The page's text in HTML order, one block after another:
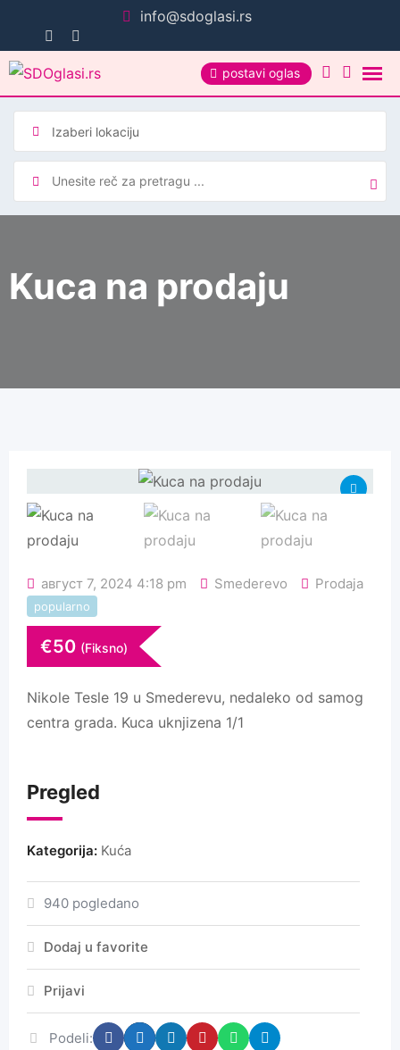
sadržaj
info@sdoglasi.rs
postavi oglas
Kuca na prodaju
август 7, 2024 4:18 pm Smederevo Prodaja
popularno
€50 (Fiksno)
Nikole Tesle 19 u Smederevu, nedaleko od samog
centra grada. Kuca uknjizena 1/1
Pregled
Kategorija: Kuća
940 pogledano
Dodaj u favorite
Prijavi
Podeli: